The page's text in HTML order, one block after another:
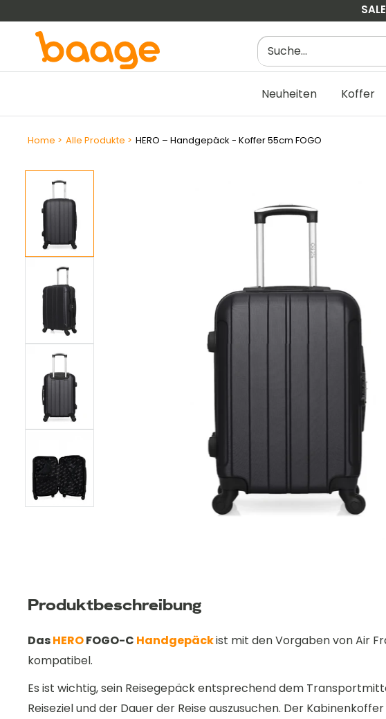
Neuheiten Koffer
Filtres
Home > Alle Produkte > HERO – Handgepäck - Koffer 55cm FOGO
Produktbeschreibung
DasHEROFOGO-C Handgepäckist mit den Vorgaben von Air
kompatibel.
Es ist wichtig, sein Reisegepäck entsprechend dem
Reiseziel und der Dauer der Reise auszusuchen. Der